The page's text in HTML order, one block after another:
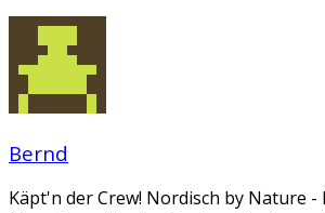
Bernd
Käpt'n der Crew! Nordisch by Nature -